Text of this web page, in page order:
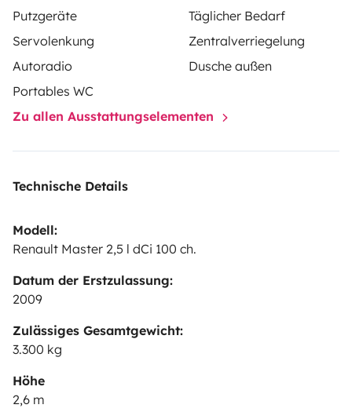
Putzgeräte
Täglicher Bedarf
Servolenkung
Zentralverriegelung
Autoradio
Dusche außen
Portables WC
Zu allen Ausstattungselementen
Technische Details
Modell:
Renault Master 2,5 l dCi 100 ch.
Datum der Erstzulassung:
2009
Zulässiges Gesamtgewicht:
3.300 kg
Höhe
2,6 m